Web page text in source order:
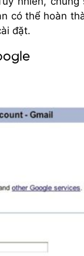
có thể hoàn
đặt.